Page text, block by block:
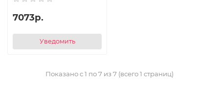
7073р.
Уведомить
Показано с 1 по 7 из 7 (всего 1 страниц)